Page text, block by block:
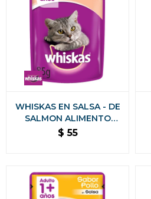
WHISKAS EN SALSA - DE
SALMON ALIMENTO
HUMEDO 85 GR
$ 55